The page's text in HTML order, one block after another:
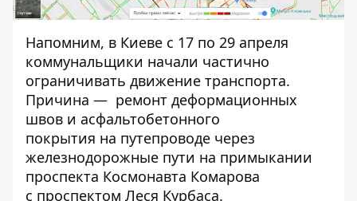
Напомним, в Киеве с 17 по 29 апреля
коммунальщики начали частично
ограничивать движение транспорта.
Причина — ремонт деформационных
швов и асфальтобетонного
покрытия на путепроводе через
железнодорожные пути на примыкании
проспекта Космонавта Комарова
с проспектом Леся Курбаса.